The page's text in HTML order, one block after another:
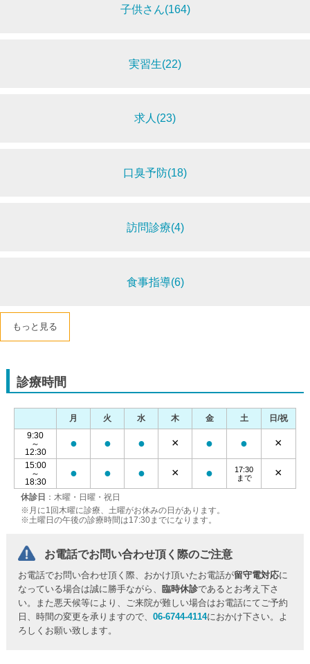
子供さん(164)
実習生(22)
求人(23)
口臭予防(18)
訪問診療(4)
食事指導(6)
もっと見る
診療時間
休診日 ：木曜・日曜・祝日
※月に1回木曜に診療、土曜がお休みの日があります。
※土曜日の午後の診療時間は17:30までになります。
月 火 水 木 金 土
日/祝
9:30
～
12:30
● ● ● × ● ● ×
15:00
～
18:30
● ● ● × ●
17:30
まで
×
お電話でお問い合わせ頂く際のご注意
お電話でお問い合わせ頂く際、おかけ頂いたお電話が留守電対応に
なっている場合は誠に勝手ながら、
臨時休診であるとお考え下さ
い。また悪天候等により、ご来院が難しい場合はお電話にてご予約
日、時間の変更を承りますので、06-6744-4114におかけ下さい。よ
ろしくお願い致します。